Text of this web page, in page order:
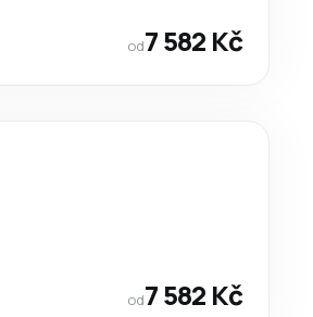
od7 582 Kč
od7 582 Kč